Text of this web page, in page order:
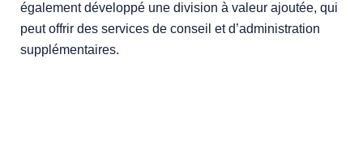
également développé une division à valeur ajoutée, qui
peut offrir des services de conseil et d’administration
supplémentaires.